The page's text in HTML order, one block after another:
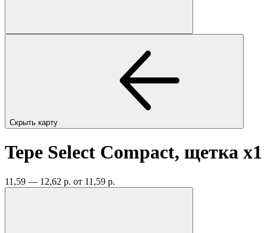
Скрыть карту
Tepe Select Compact, щетка x1
11,59 — 12,62 р. от 11,59 р.